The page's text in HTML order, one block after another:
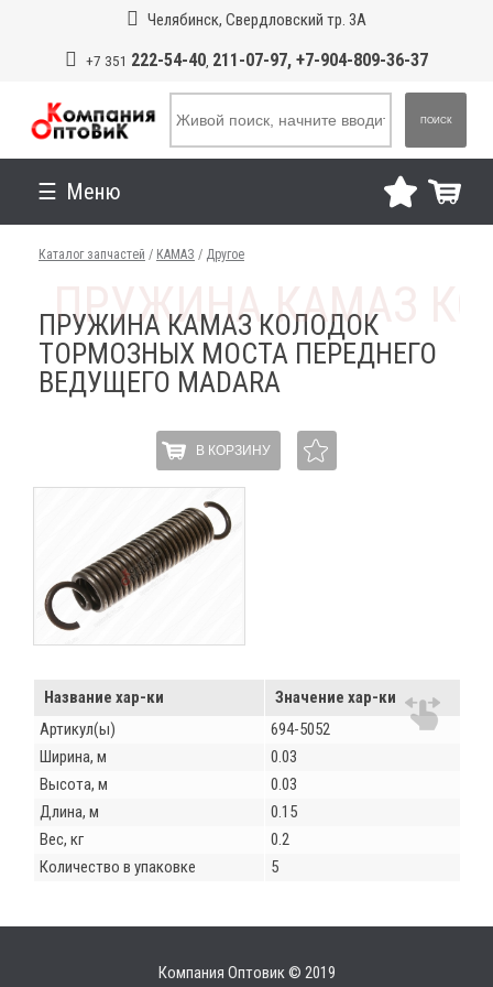
Челябинск, Свердловский тр. 3А
+7 351 222-54-40, 211-07-97, +7-904-809-36-37
ПОИСК
Меню
Каталог запчастей / КАМАЗ / Другое
ПРУЖИНА КАМАЗ КОЛОДОК
ТОРМОЗНЫХ МОСТА ПЕРЕДНЕГО
ВЕДУЩЕГО MADARA
В КОРЗИНУ
Название хар-ки
Значение хар-ки
Артикул(ы)
694-5052
Ширина, м
0.03
Высота, м
0.03
Длина, м
0.15
Вес, кг
0.2
Количество в упаковке
5
Компания Оптовик © 2019